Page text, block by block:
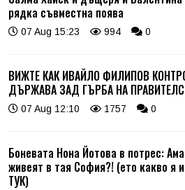
рядка съвместна поява
07 Aug 15:23 994 0
ВИЖТЕ КАК ИВАЙЛО ФИЛИПОВ
ДЪРЖАВА ЗАД ГЪРБА НА
07 Aug 12:10 1757 0
Боневата Нона Йотова в потрес:
живеят в тая София?! (ето какво я
ТУК)